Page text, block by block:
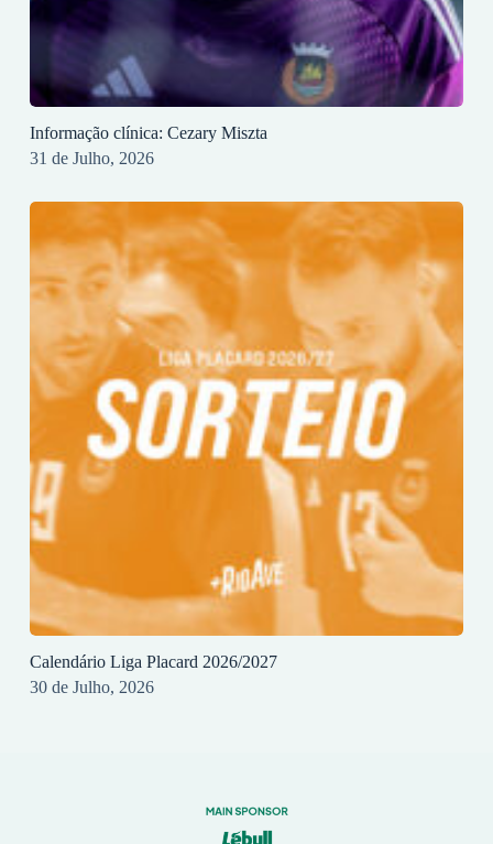
Informação clínica: Cezary Miszta
31 de Julho, 2026
Calendário Liga Placard 2026/2027
30 de Julho, 2026